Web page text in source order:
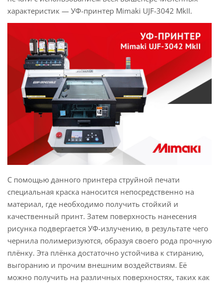
характеристик — УФ-принтер Mimaki UJF-3042 MkII.
С помощью данного принтера струйной печати
специальная краска наносится непосредственно на
материал, где необходимо получить стойкий и
качественный принт. Затем поверхность нанесения
рисунка подвергается УФ-излучению, в результате чего
чернила полимеризуются, образуя своего рода прочную
плёнку. Эта плёнка достаточно устойчива к стиранию,
выгоранию и прочим внешним воздействиям. Её
можно получить на различных поверхностях, таких как